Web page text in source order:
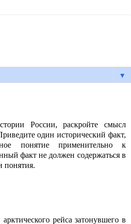
▼
России, раскройте смысл
один исторический факт,
понятие применительно к
факт не должен содержаться в
понятия.
рейса затонувшего в